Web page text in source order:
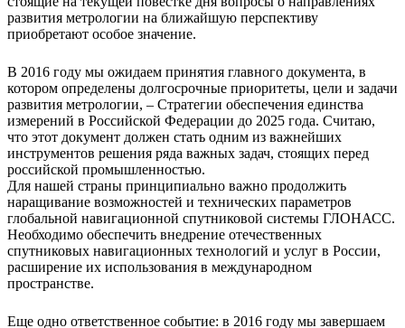
развития метрологии на ближайшую перспективу
приобретают особое значение.
В 2016 году мы ожидаем принятия главного документа, в
котором определены долгосрочные приоритеты, цели и задачи
развития метрологии, – Стратегии обеспечения единства
измерений в Российской Федерации до 2025 года. Считаю,
что этот документ должен стать одним из важнейших
инструментов решения ряда важных задач, стоящих перед
российской промышленностью.
Для нашей страны принципиально важно продолжить
наращивание возможностей и технических параметров
глобальной навигационной спутниковой системы ГЛОНАСС.
Необходимо обеспечить внедрение отечественных
спутниковых навигационных технологий и услуг в России,
расширение их использования в международном
пространстве.
Еще одно ответственное событие: в 2016 году мы завершаем